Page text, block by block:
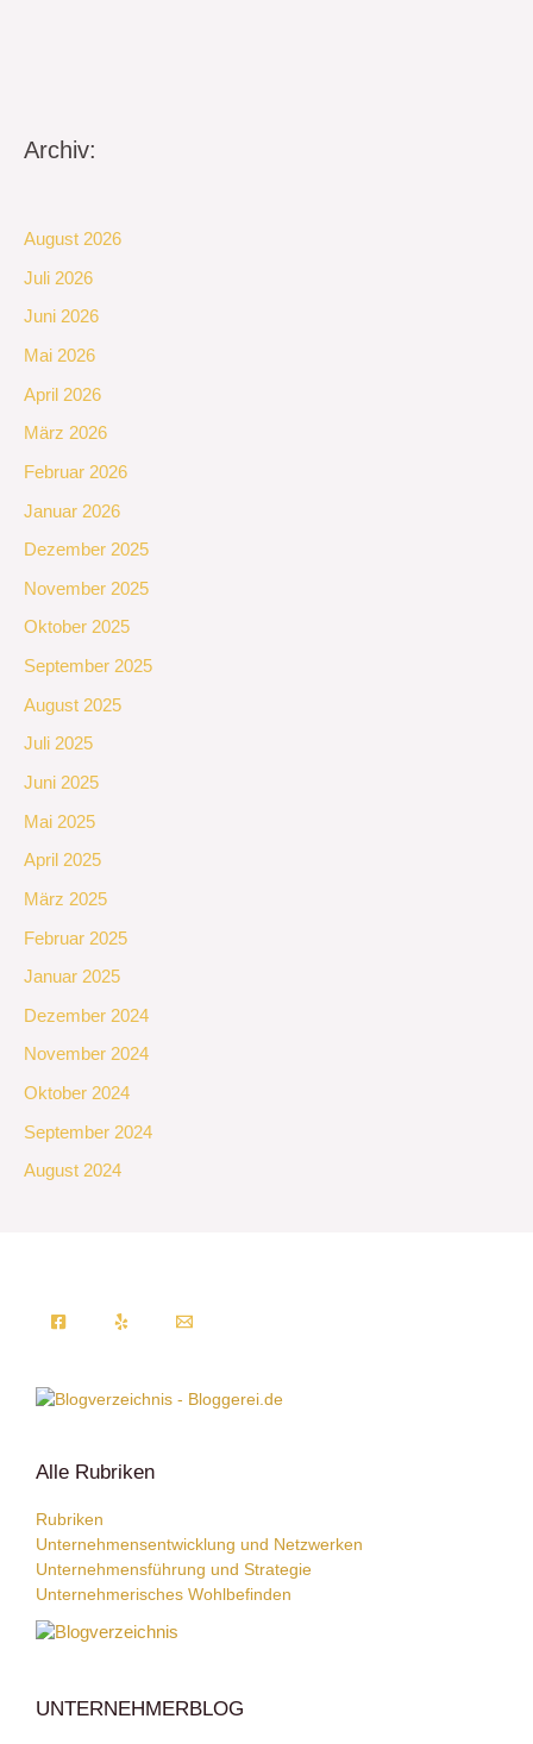
Archiv:
August 2026
Juli 2026
Juni 2026
Mai 2026
April 2026
März 2026
Februar 2026
Januar 2026
Dezember 2025
November 2025
Oktober 2025
September 2025
August 2025
Juli 2025
Juni 2025
Mai 2025
April 2025
März 2025
Februar 2025
Januar 2025
Dezember 2024
November 2024
Oktober 2024
September 2024
August 2024
Alle Rubriken
Rubriken
Unternehmensentwicklung und Netzwerken
Unternehmensführung und Strategie
Unternehmerisches Wohlbefinden
UNTERNEHMERBLOG